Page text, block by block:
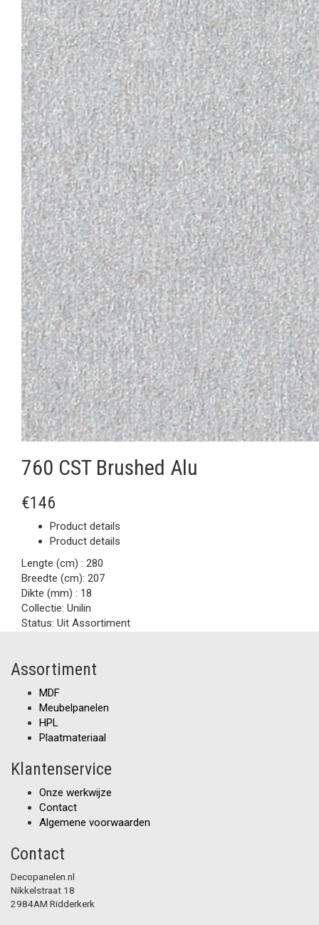
760 CST Brushed Alu
€146
Product details
Product details
Lengte (cm) : 280
Breedte (cm): 207
Dikte (mm) : 18
Collectie: Unilin
Status: Uit Assortiment
Assortiment
MDF
Meubelpanelen
HPL
Plaatmateriaal
Klantenservice
Onze werkwijze
Contact
Algemene voorwaarden
Contact
Decopanelen.nl
Nikkelstraat 18
2984AM Ridderkerk